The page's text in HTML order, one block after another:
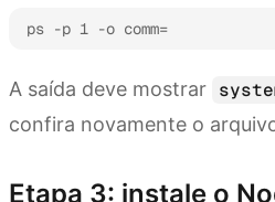
ps -p 1 -o comm=
A saída deve mostrar
confira novamente o
Etapa 3: instale o